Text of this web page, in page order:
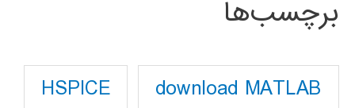
برچسب‌ها
download MATLAB
HSPICE